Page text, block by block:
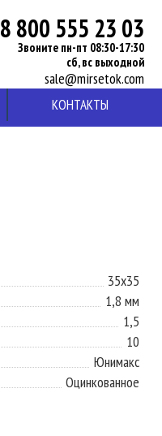
8 800 555 23 03
Звоните пн-пт 08:30-17:30
сб, вс выходной
sale@mirsetok.com
КОНТАКТЫ
35x35
1,8 мм
1,5
10
Юнимакс
Оцинкованное